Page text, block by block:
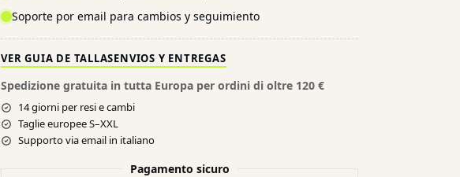
Soporte por email para cambios y seguimiento
VER GUIA DE TALLASENVIOS Y ENTREGAS
Spedizione gratuita in tutta Europa per ordini di oltre 120 €
14 giorni per resi e cambi
Taglie europee S–XXL
Supporto via email in italiano
Pagamento sicuro